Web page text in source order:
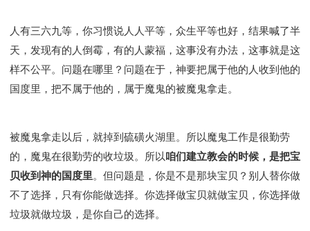
人有三六九等，你习惯说人人平等，众生平等也好，结果喊了半
天，发现有的人倒霉，有的人蒙福，这事没有办法，这事就是这
样不公平。问题在哪里？问题在于，神要把属于他的人收到他的
国度里，把不属于他的，属于魔鬼的被魔鬼拿走。
被魔鬼拿走以后，就掉到硫磺火湖里。所以魔鬼工作是很勤劳
的，魔鬼在很勤劳的收垃圾。所以咱们建立教会的时候，是把宝
贝收到神的国度里。但问题是，你是不是那块宝贝？别人替你做
不了选择，只有你能做选择。你选择做宝贝就做宝贝，你选择做
垃圾就做垃圾，是你自己的选择。